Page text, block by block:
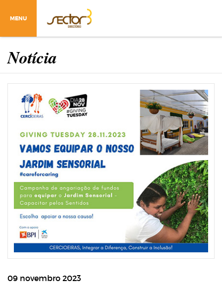
MENU
Notícia
09 novembro 2023